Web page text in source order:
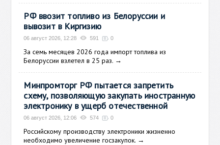
РФ ввозит топливо из Белоруссии и
вывозит в Киргизию
06 август 2026, 12:28 591 0
За семь месяцев 2026 года импорт топлива из
Белоруссии взлетел в 25 раз. →
Минпромторг РФ пытается запретить
схему, позволяющую закупать иностранную
электронику в ущерб отечественной
06 август 2026, 12:06 574 0
Российскому производству электроники жизненно
необходимо увеличение госзакупок. →